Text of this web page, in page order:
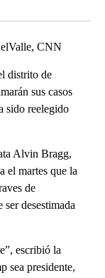
CNN
distrito de
sus casos
sido reelegido
Alvin Bragg,
el martes que la
de
desestimada
escribió la
sea presidente,